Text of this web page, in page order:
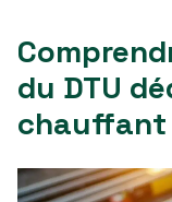
du DTU
chauffant